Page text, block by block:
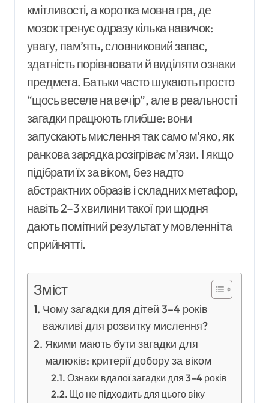
кмітливості, а коротка мовна гра, де
мозок тренує одразу кілька навичок:
увагу, пам’ять, словниковий запас,
здатність порівнювати й виділяти ознаки
предмета. Батьки часто шукають просто
“щось веселе на вечір”, але в реальності
загадки працюють глибше: вони
запускають мислення так само м’яко, як
ранкова зарядка розігріває м’язи. І якщо
підібрати їх за віком, без надто
абстрактних образів і складних метафор,
навіть 2–3 хвилини такої гри щодня
дають помітний результат у мовленні та
сприйнятті.
Зміст
Чому загадки для дітей 3–4 років
важливі для розвитку мислення?
Якими мають бути загадки для
малюків: критерії добору за віком
Ознаки вдалої загадки для 3–4 років
Що не підходить для цього віку